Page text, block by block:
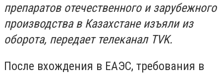
препаратов отечественного и зарубежного
производства в Казахстане изъяли из
оборота, передает телеканал TVK.
После вхождения в ЕАЭС, требования в